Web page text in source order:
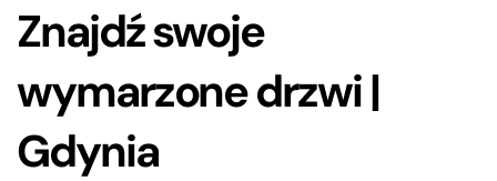
Znajdź swoje
wymarzone drzwi |
Gdynia